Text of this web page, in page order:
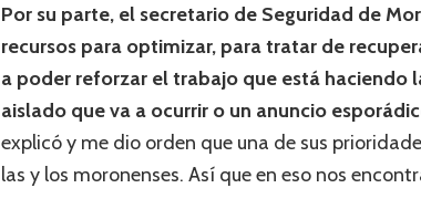
Por su parte, el secretario de Seguridad de
recursos para optimizar, para tratar de
a poder reforzar el trabajo que está haciendo
aislado que va a ocurrir o un anuncio
explicó y me dio orden que una de sus
las y los moronenses. Así que en eso nos